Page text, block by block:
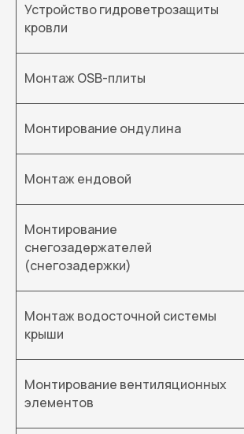
Устройство гидроветрозащиты
кровли
Монтаж OSB-плиты
Монтирование ондулина
Монтаж ендовой
Монтирование
снегозадержателей
(снегозадержки)
Монтаж водосточной системы
крыши
Монтирование вентиляционных
элементов